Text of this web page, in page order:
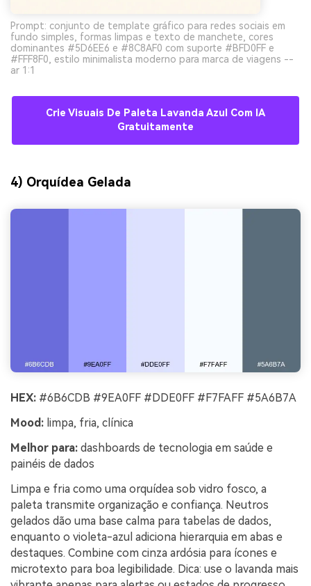
Prompt: conjunto de template gráfico para redes sociais em
fundo simples, formas limpas e texto de manchete, cores
dominantes #5D6EE6 e #8C8AF0 com suporte #BFD0FF e
#FFF8F0, estilo minimalista moderno para marca de viagens --
ar 1:1
Crie Visuais De Paleta Lavanda Azul Com IA
Gratuitamente
4) Orquídea Gelada
HEX: #6B6CDB #9EA0FF #DDE0FF #F7FAFF #5A6B7A
Mood: limpa, fria, clínica
Melhor para: dashboards de tecnologia em saúde e
painéis de dados
Limpa e fria como uma orquídea sob vidro fosco, a
paleta transmite organização e confiança. Neutros
gelados dão uma base calma para tabelas de dados,
enquanto o violeta-azul adiciona hierarquia em abas e
destaques. Combine com cinza ardósia para ícones e
microtexto para boa legibilidade. Dica: use o lavanda mais